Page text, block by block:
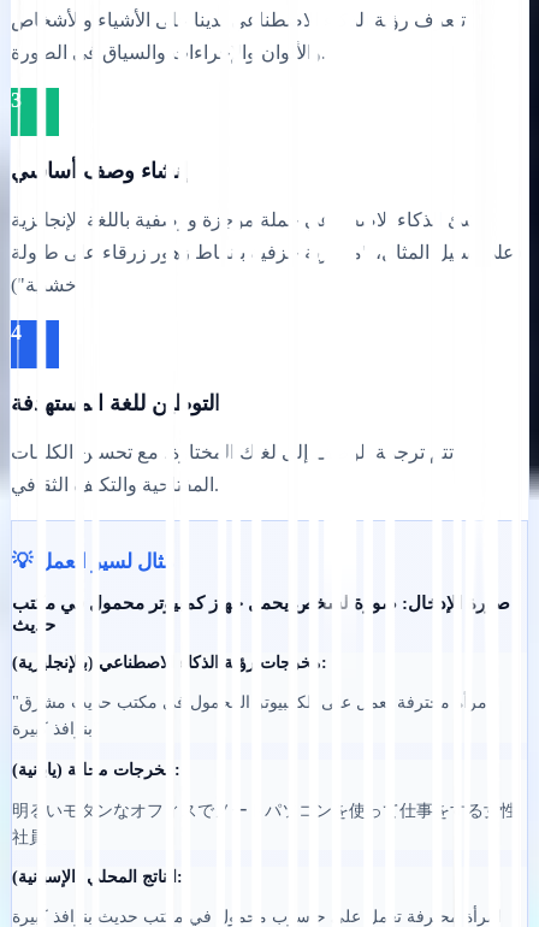
تتعرف رؤية الذكاء الاصطناعي لدينا على الأشياء والأشخاص
والألوان والإجراءات والسياق في الصورة.
3
إنشاء وصف أساسي
ينشئ الذكاء الاصطناعي جملة موجزة ووصفية باللغة الإنجليزية
(على سبيل المثال، "مزهرية خزفية بأنماط زهور زرقاء على طاولة
4
التوطين للغة المستهدفة
تتم ترجمة الوصف إلى لغتك المختارة، مع تحسين الكلمات
المفتاحية والتكيف الثقافي.
💡 مثال لسير العمل
صورة الإدخال: صورة لشخص يحمل جهاز كمبيوتر محمول في مكتب
حديث
مخرجات رؤية الذكاء الاصطناعي (بالإنجليزية):
"امرأة محترفة تعمل على الكمبيوتر المحمول في مكتب حديث مشرق
مخرجات محلية (يابانية):
明るいモダンなオフィスでノートパソコンを使って仕事をする女性
社員
الناتج المحلي (الإسبانية):
امرأة محترفة تعمل على حاسوب محمول في مكتب حديث بنوافذ كبيرة